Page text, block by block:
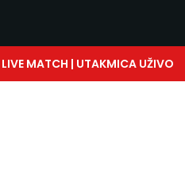
LIVE MATCH | UTAKMICA UŽIVO